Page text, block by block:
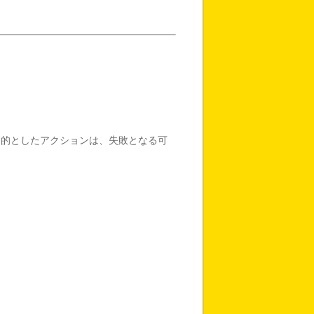
としたアクションは、失敗となる可